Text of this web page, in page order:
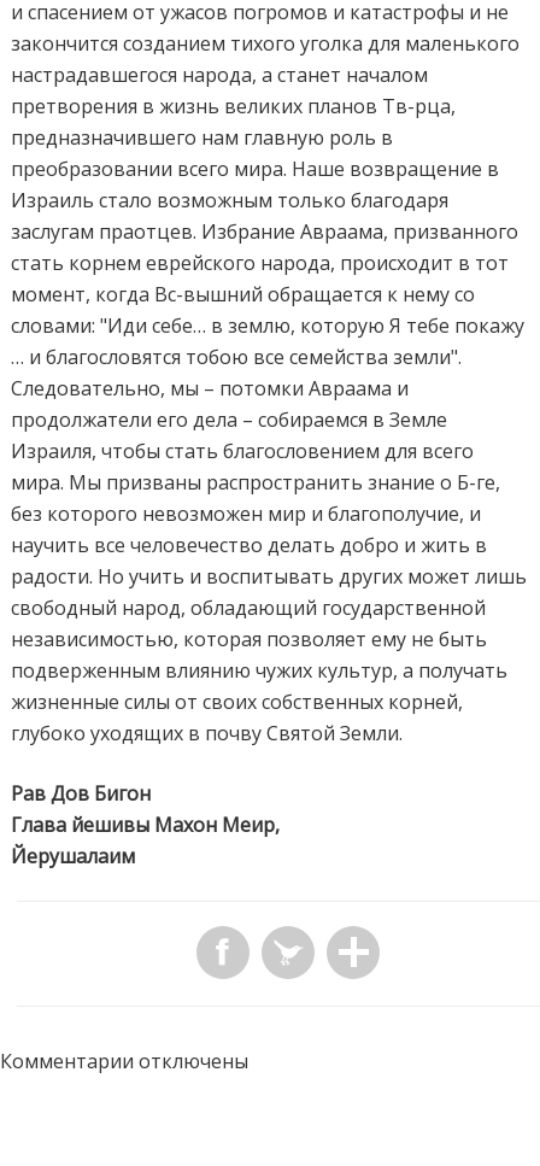
и спасением от ужасов погромов и катастрофы и не
закончится созданием тихого уголка для маленького
настрадавшегося народа, а станет началом
претворения в жизнь великих планов Тв-рца,
предназначившего нам главную роль в
преобразовании всего мира. Наше возвращение в
Израиль стало возможным только благодаря
заслугам праотцев. Избрание Авраама, призванного
стать корнем еврейского народа, происходит в тот
момент, когда Вс-вышний обращается к нему со
словами: "Иди себе… в землю, которую Я тебе покажу
… и благословятся тобою все семейства земли".
Следовательно, мы – потомки Авраама и
продолжатели его дела – собираемся в Земле
Израиля, чтобы стать благословением для всего
мира. Мы призваны распространить знание о Б-ге,
без которого невозможен мир и благополучие, и
научить все человечество делать добро и жить в
радости. Но учить и воспитывать других может лишь
свободный народ, обладающий государственной
независимостью, которая позволяет ему не быть
подверженным влиянию чужих культур, а получать
жизненные силы от своих собственных корней,
глубоко уходящих в почву Святой Земли.
Рав Дов Бигон
Глава йешивы Махон Меир,
Йерушалаим
Комментарии отключены